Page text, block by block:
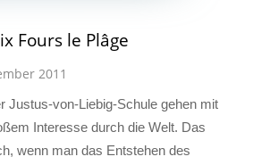
Fours le Plâge
2011
Justus-von-Liebig-Schule gehen mit
Interesse durch die Welt. Das
wenn man das Entstehen des